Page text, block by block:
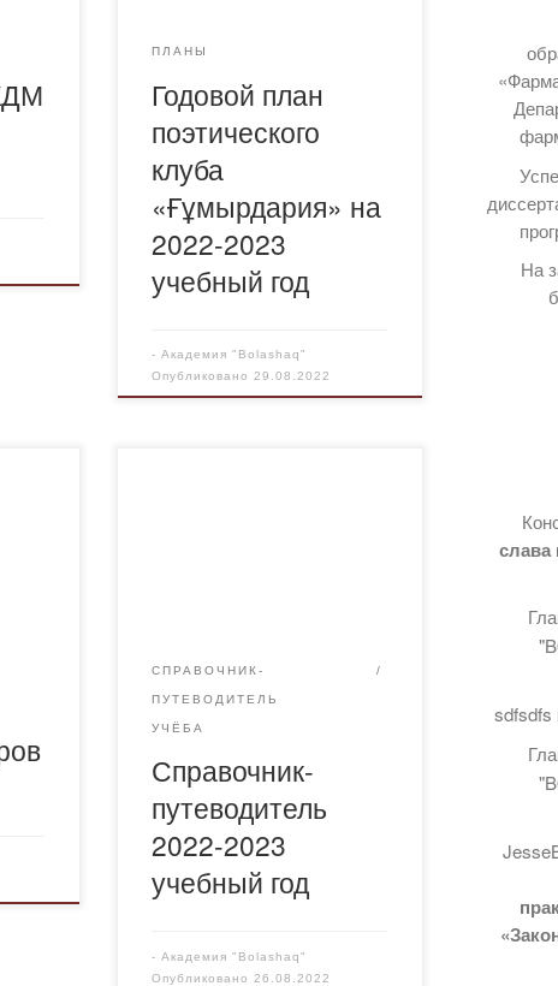
ПЛАНЫ
Годовой план
поэтического
клуба
«Ғұмырдария» на
2022-2023
учебный год
-Академия "Bolashaq"
Опубликовано29.08.2022
СПРАВОЧНИК-
ПУТЕВОДИТЕЛЬ
УЧЁБА
Справочник-
путеводитель
2022-2023
учебный год
-Академия "Bolashaq"
Опубликовано26.08.2022
На
слава
sdfsdfs